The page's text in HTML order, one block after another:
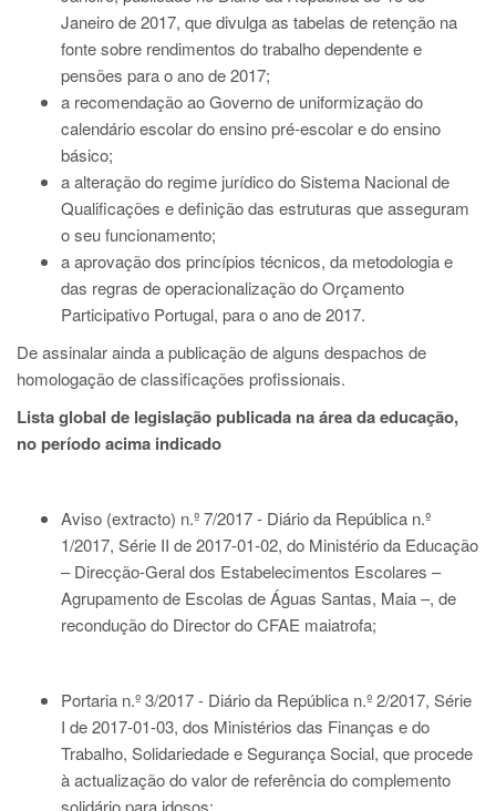
Janeiro de 2017, que divulga as tabelas de retenção na
fonte sobre rendimentos do trabalho dependente e
pensões para o ano de 2017;
a recomendação ao Governo de uniformização do
calendário escolar do ensino pré-escolar e do ensino
básico;
a alteração do regime jurídico do Sistema Nacional de
Qualificações e definição das estruturas que asseguram
o seu funcionamento;
a aprovação dos princípios técnicos, da metodologia e
das regras de operacionalização do Orçamento
Participativo Portugal, para o ano de 2017.
De assinalar ainda a publicação de alguns despachos de
homologação de classificações profissionais.
Lista global de legislação publicada na área da educação,
no período acima indicado
Aviso (extracto) n.º 7/2017 - Diário da República n.º
1/2017, Série II de 2017-01-02, do Ministério da Educação
– Direcção-Geral dos Estabelecimentos Escolares –
Agrupamento de Escolas de Águas Santas, Maia –, de
recondução do Director do CFAE maiatrofa;
Portaria n.º 3/2017 - Diário da República n.º 2/2017, Série
I de 2017-01-03, dos Ministérios das Finanças e do
Trabalho, Solidariedade e Segurança Social, que procede
à actualização do valor de referência do complemento
solidário para idosos;